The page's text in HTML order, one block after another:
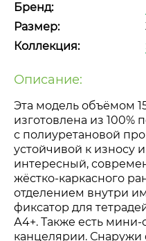
Бренд:
Размер:
Коллекция:
Описание:
Эта модель объёмом
изготовлена из 100%
с полиуретановой
устойчивой к износу
интересный,
жёстко-каркасного
отделением внутри
фиксатор для
А4+. Также есть мини-
канцелярии.